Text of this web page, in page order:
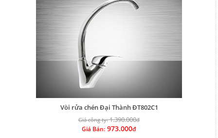
Vòi rửa chén Đại Thành ĐT802C1
Giá công ty:1.390.000đ
Giá Bán: 973.000đ